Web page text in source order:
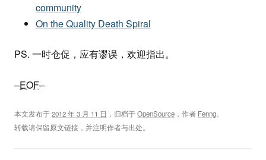
community
On the Quality Death Spiral
PS. 一时仓促，应有谬误，欢迎指出。
–EOF–
本文发布于2012 年 3 月 11 日 ，归档于OpenSource ，作者 Fenng。
转载请保留原文链接，并注明作者与出处。